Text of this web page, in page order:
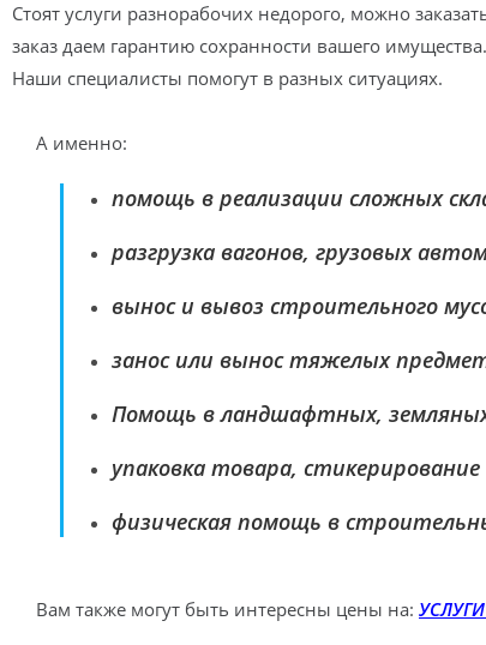
Стоят услуги разнорабочих недорого, можно
заказ даем гарантию сохранности вашего имущества.
Наши специалисты помогут в разных ситуациях.
А именно:
помощь в реализации сложных
разгрузка вагонов, грузовых
вынос и вывоз строительного
занос или вынос тяжелых
Помощь в ландшафтных,
упаковка товара, стикерирование
физическая помощь в
Вам также могут быть интересны цены на:
контакты: 8 (904) 303 08 80
2026 Уфа. "Правильный выбор". Информация,